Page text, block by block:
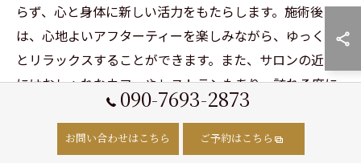
らず、心と身体に新しい活力をもたらします。施術後に
は、心地よいアフターティーを楽しみながら、ゆっくり
とリラックスすることができます。また、サロンの近隣
にはおしゃれなカフェやレストランもあり、訪れる度に
新たな魅力を発見することができるでしょう。リラクゼ
ーションの新しい形を体験し、心身の健康を次のステー
ジへと導いてみてください。次回の訪問を心待ちにしつ
090-7693-2873
お問い合わせはこちら ご予約はこちら